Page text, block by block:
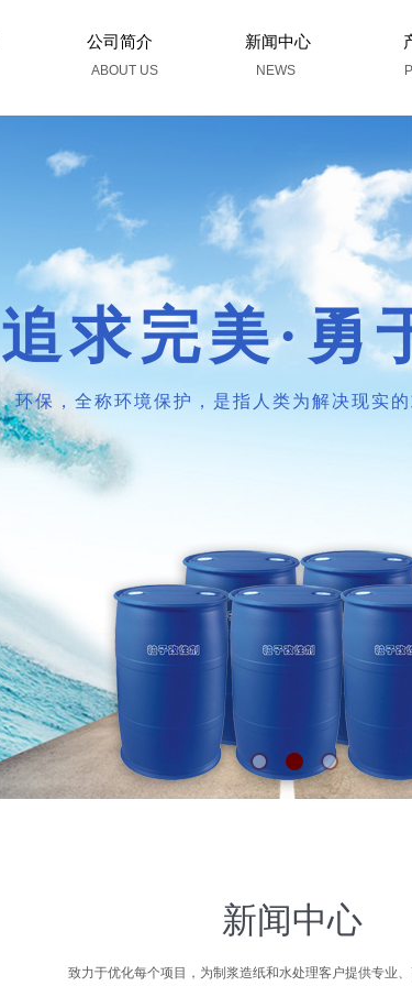
公司简介 新闻中心
ABOUT US
NEWS
追求完美·勇
环保，全称环境保护，是指人类为解决现实
新闻中心
致力于优化每个项目，为制浆造纸和水处理客户提供专业、